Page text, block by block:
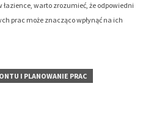
łazience, warto zrozumieć, że odpowiedni
prac może znacząco wpłynąć na ich
I PLANOWANIE PRAC